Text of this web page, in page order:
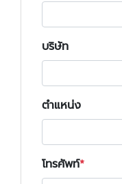
บริษัท
ตำแหน่ง
โทรศัพท์